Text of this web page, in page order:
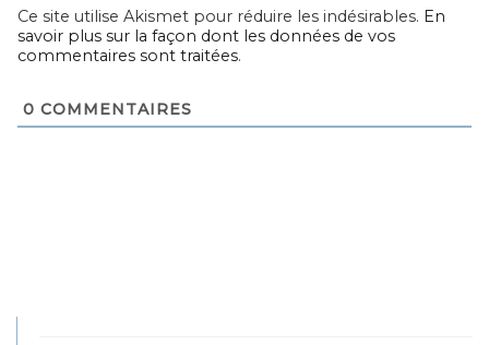
Ce site utilise Akismet pour réduire les indésirables. En
savoir plus sur la façon dont les données de vos
commentaires sont traitées.
0 COMMENTAIRES